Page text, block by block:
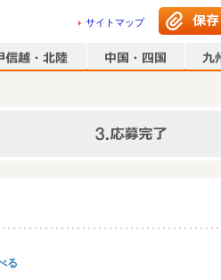
サイトマップ
る